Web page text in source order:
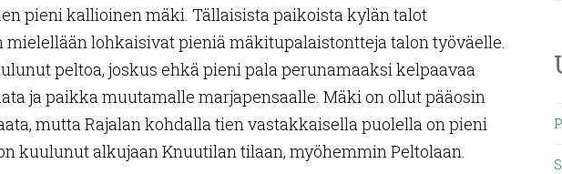
pieni kallioinen mäki. Tällaisista paikoista kylän talot
mielellään lohkaisivat pieniä mäkitupalaistontteja talon työväelle.
peltoa, joskus ehkä pieni pala perunamaaksi kelpaavaa
ja paikka muutamalle marjapensaalle. Mäki on ollut pääosin
mutta Rajalan kohdalla tien vastakkaisella puolella on pieni
kuulunut alkujaan Knuutilan tilaan, myöhemmin Peltolaan.